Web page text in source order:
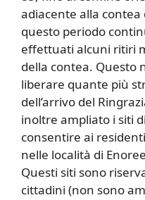
adiacente alla
questo periodo
effettuati alcuni ritiri
della contea. Questo
liberare quante più
dell’arrivo del
inoltre ampliato i siti
consentire ai
nelle località di
Questi siti sono
cittadini (non sono